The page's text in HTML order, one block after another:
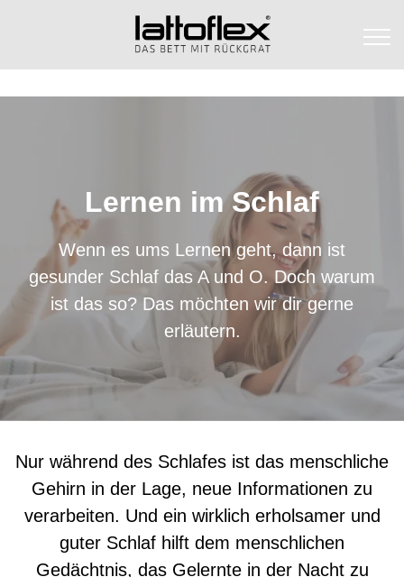
Lernen im Schlaf
Wenn es ums Lernen geht, dann ist
gesunder Schlaf das A und O. Doch warum
ist das so? Das möchten wir dir gerne
erläutern.
Nur während des Schlafes ist das menschliche
Gehirn in der Lage, neue Informationen zu
verarbeiten. Und ein wirklich erholsamer und
guter Schlaf hilft dem menschlichen
Gedächtnis, das Gelernte in der Nacht zu